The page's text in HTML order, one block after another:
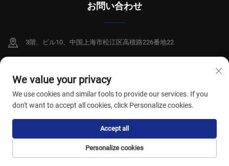
お問い合わせ
3階、ビル10、中国上海市松江区高積路226番地22
[email protected]
Copyright © 2026 上海祥碩衛生製品有限公司。全著作権所有。
ポリシー
We value your privacy
We use cookies and similar tools to provide our services. If you
don't want to accept all cookies, click Personalize cookies.
Personalize cookies
Accept all